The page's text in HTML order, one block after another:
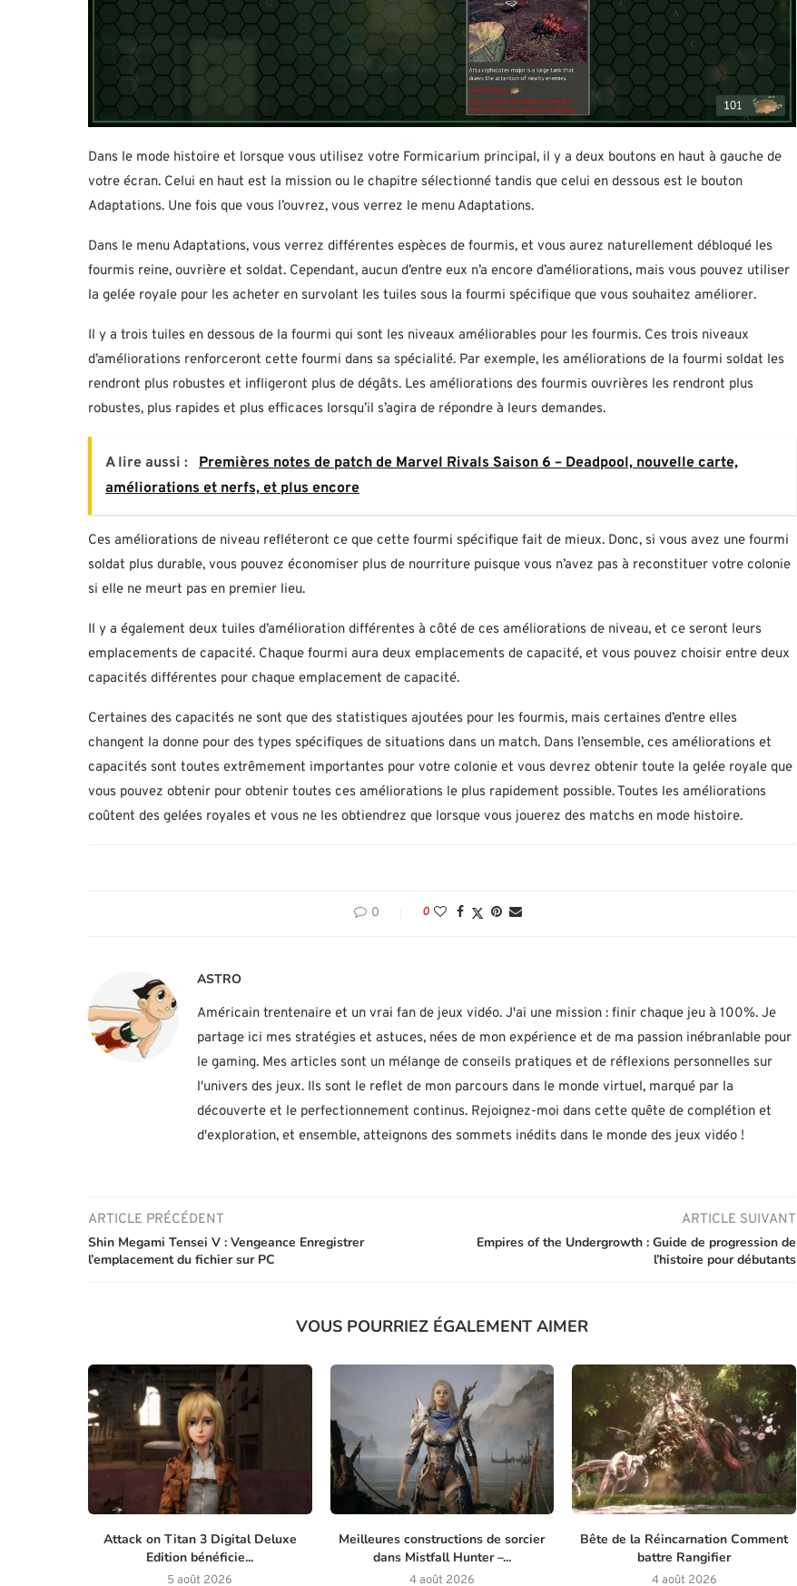
Dans le mode histoire et lorsque vous utilisez votre Formicarium principal, il y a deux boutons en haut à gauche de
votre écran. Celui en haut est la mission ou le chapitre sélectionné tandis que celui en dessous est le bouton
Adaptations. Une fois que vous l’ouvrez, vous verrez le menu Adaptations.
Dans le menu Adaptations, vous verrez différentes espèces de fourmis, et vous aurez naturellement débloqué les
fourmis reine, ouvrière et soldat. Cependant, aucun d’entre eux n’a encore d’améliorations, mais vous pouvez utiliser
la gelée royale pour les acheter en survolant les tuiles sous la fourmi spécifique que vous souhaitez améliorer.
Il y a trois tuiles en dessous de la fourmi qui sont les niveaux améliorables pour les fourmis. Ces trois niveaux
d’améliorations renforceront cette fourmi dans sa spécialité. Par exemple, les améliorations de la fourmi soldat les
rendront plus robustes et infligeront plus de dégâts. Les améliorations des fourmis ouvrières les rendront plus
robustes, plus rapides et plus efficaces lorsqu’il s’agira de répondre à leurs demandes.
A lire aussi : Premières notes de patch de Marvel Rivals Saison 6 – Deadpool, nouvelle carte,
améliorations et nerfs, et plus encore
Ces améliorations de niveau refléteront ce que cette fourmi spécifique fait de mieux. Donc, si vous avez une fourmi
soldat plus durable, vous pouvez économiser plus de nourriture puisque vous n’avez pas à reconstituer votre colonie
si elle ne meurt pas en premier lieu.
Il y a également deux tuiles d’amélioration différentes à côté de ces améliorations de niveau, et ce seront leurs
emplacements de capacité. Chaque fourmi aura deux emplacements de capacité, et vous pouvez choisir entre deux
capacités différentes pour chaque emplacement de capacité.
Certaines des capacités ne sont que des statistiques ajoutées pour les fourmis, mais certaines d’entre elles
changent la donne pour des types spécifiques de situations dans un match. Dans l’ensemble, ces améliorations et
capacités sont toutes extrêmement importantes pour votre colonie et vous devrez obtenir toute la gelée royale que
vous pouvez obtenir pour obtenir toutes ces améliorations le plus rapidement possible. Toutes les améliorations
coûtent des gelées royales et vous ne les obtiendrez que lorsque vous jouerez des matchs en mode histoire.
0 0
ASTRO
Américain trentenaire et un vrai fan de jeux vidéo. J'ai une mission : finir chaque jeu à 100%. Je
partage ici mes stratégies et astuces, nées de mon expérience et de ma passion inébranlable pour
le gaming. Mes articles sont un mélange de conseils pratiques et de réflexions personnelles sur
l'univers des jeux. Ils sont le reflet de mon parcours dans le monde virtuel, marqué par la
découverte et le perfectionnement continus. Rejoignez-moi dans cette quête de complétion et
d'exploration, et ensemble, atteignons des sommets inédits dans le monde des jeux vidéo !
ARTICLE PRÉCÉDENT
Shin Megami Tensei V : Vengeance Enregistrer
l’emplacement du fichier sur PC
ARTICLE SUIVANT
Empires of the Undergrowth : Guide de progression de
l’histoire pour débutants
VOUS POURRIEZ ÉGALEMENT AIMER
Attack on Titan 3 Digital Deluxe
Edition bénéficie...
5 août 2026
Meilleures constructions de sorcier
dans Mistfall Hunter –...
4 août 2026
Bête de la Réincarnation Comment
battre Rangifier
4 août 2026